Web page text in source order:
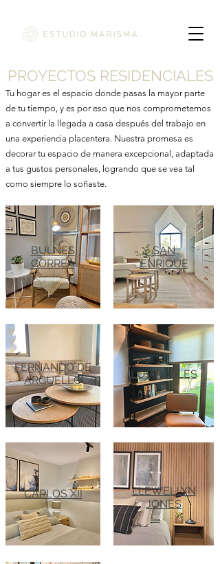
PROYECTOS RESIDENCIALES
Tu hogar es el espacio donde pasas la mayor parte
de tu tiempo, y es por eso que nos comprometemos
a convertir la llegada a casa después del trabajo en
una experiencia placentera. Nuestra promesa es
decorar tu espacio de manera excepcional, adaptada
a tus gustos personales, logrando que se vea tal
como siempre lo soñaste.
BULNES
CORREA
SAN
ENRIQUE
FERNANDO DE
ARGUELLO
LOS ROBLES
CARLOS XII
LLEWELLYN
JONES